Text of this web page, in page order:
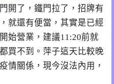
開了，鐵門拉了，招牌有
就還有便當，其實是已經
始營業，建議11:20前就
買不到。萍子這天比較晚
情關係，現今沒法內用，